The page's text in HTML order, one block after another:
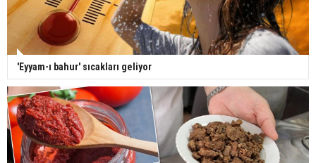
'Eyyam-ı bahur' sıcakları geliyor